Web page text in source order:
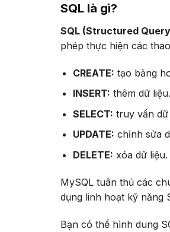
SQL là gì?
SQL (Structured
phép thực hiện các
CREATE: tạo bảng
INSERT: thêm dữ liệu.
SELECT: truy vấn dữ
UPDATE: chỉnh sửa
DELETE: xóa dữ liệu.
MySQL tuân thủ các
dụng linh hoạt kỹ năng
Bạn có thể hình dung